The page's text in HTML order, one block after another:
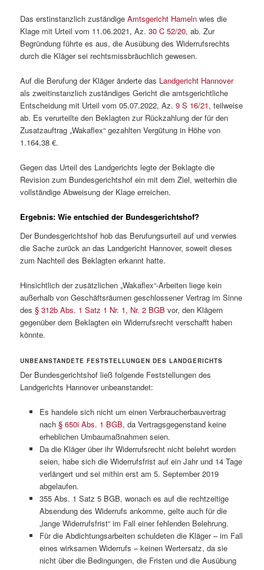
Das erstinstanzlich zuständigeAmtsgericht Hameln wies die
Klage mit Urteil vom 11.06.2021, Az.30 C 52/20, ab. Zur
Begründung führte es aus, die Ausübung des Widerrufsrechts
durch die Kläger sei rechtsmissbräuchlich gewesen.
Auf die Berufung der Kläger änderte das Landgericht Hannover
als zweitinstanzlich zuständiges Gericht die amtsgerichtliche
Entscheidung mit Urteil vom 05.07.2022, Az.9 S 16/21, teilweise
ab. Es verurteilte den Beklagten zur Rückzahlung der für den
Zusatzauftrag „Wakaflex“ gezahlten Vergütung in Höhe von
1.164,38 €.
Gegen das Urteil des Landgerichts legte der Beklagte die
Revision zum Bundesgerichtshof ein mit dem Ziel, weiterhin die
vollständige Abweisung der Klage erreichen.
Ergebnis: Wie entschied der Bundesgerichtshof?
Der Bundesgerichtshof hob das Berufungsurteil auf und verwies
die Sache zurück an das Landgericht Hannover, soweit dieses
zum Nachteil des Beklagten erkannt hatte.
Hinsichtlich der zusätzlichen „Wakaflex“-Arbeiten liege kein
außerhalb von Geschäftsräumen geschlossener Vertrag im Sinne
des§ 312b Abs. 1 Satz 1 Nr. 1, Nr. 2 BGB vor, den Klägern
gegenüber dem Beklagten ein Widerrufsrecht verschafft haben
könnte.
UNBEANSTANDETE FESTSTELLUNGEN DES LANDGERICHTS
Der Bundesgerichtshof ließ folgende Feststellungen des
Landgerichts Hannover unbeanstandet:
Es handele sich nicht um einen Verbraucherbauvertrag
nach § 650i Abs. 1 BGB, da Vertragsgegenstand keine
erheblichen Umbaumaßnahmen seien.
Da die Kläger über ihr Widerrufsrecht nicht belehrt worden
seien, habe sich die Widerrufsfrist auf ein Jahr und 14 Tage
verlängert und sei mithin erst am 5. September 2019
abgelaufen.
355 Abs. 1 Satz 5 BGB, wonach es auf die rechtzeitige
Absendung des Widerrufs ankomme, gelte auch für die
„lange Widerrufsfrist“ im Fall einer fehlenden Belehrung.
Für die Abdichtungsarbeiten schuldeten die Kläger – im Fall
eines wirksamen Widerrufs – keinen Wertersatz, da sie
nicht über die Bedingungen, die Fristen und die Ausübung